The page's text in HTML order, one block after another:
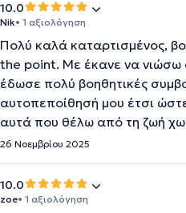
10.0
Nik• 1 αξιολόγηση
Πολύ καλά καταρτισμένος,
the point. Με έκανε να νιώσω
έδωσε πολύ βοηθητικές
αυτοπεποίθησή μου έτσι
αυτά που θέλω από τη ζωή
26 Νοεμβρίου 2025
10.0
zoe• 1 αξιολόγηση